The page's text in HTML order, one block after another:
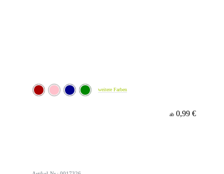
weitere Farben
ab 0,99 €